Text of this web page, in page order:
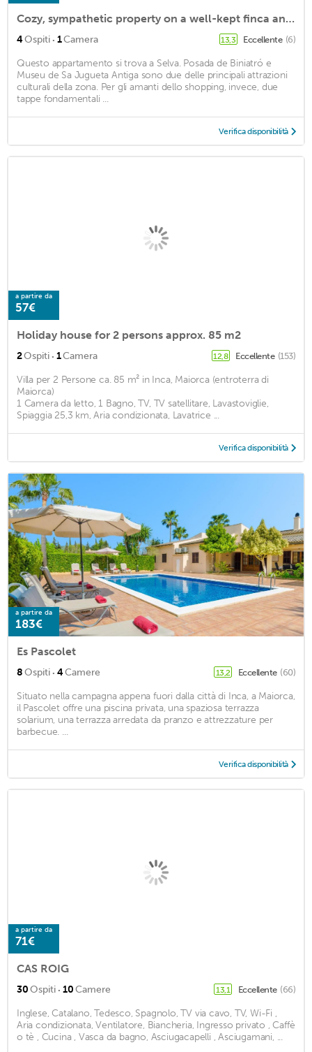
Cozy, sympathetic property on a well-kept finca and in an absolutely quiet location in the middle of
4Ospiti · 1Camera 13,3 Eccellente (6)
Questo appartamento si trova a Selva. Posada de Biniatró e
Museu de Sa Jugueta Antiga sono due delle principali attrazioni
culturali della zona. Per gli amanti dello shopping, invece, due
tappe fondamentali ...
Verifica disponibilità
a partire da
57€
Holiday house for 2 persons approx. 85 m2
2Ospiti · 1Camera 12,8 Eccellente (153)
Villa per 2 Persone ca. 85 m² in Inca, Maiorca (entroterra di
Maiorca)
1 Camera da letto, 1 Bagno, TV, TV satellitare, Lavastoviglie,
Spiaggia 25,3 km, Aria condizionata, Lavatrice ...
Verifica disponibilità
a partire da
183€
Es Pascolet
8Ospiti · 4Camere 13,2 Eccellente (60)
Situato nella campagna appena fuori dalla città di Inca, a Maiorca,
il Pascolet offre una piscina privata, una spaziosa terrazza
solarium, una terrazza arredata da pranzo e attrezzature per
barbecue. ...
Verifica disponibilità
a partire da
71€
CAS ROIG
30Ospiti · 10Camere 13,1 Eccellente (66)
Inglese, Catalano, Tedesco, Spagnolo, TV via cavo, TV, Wi-Fi ,
Aria condizionata, Ventilatore, Biancheria, Ingresso privato , Caffè
o tè , Cucina , Vasca da bagno, Asciugacapelli , Asciugamani, ...